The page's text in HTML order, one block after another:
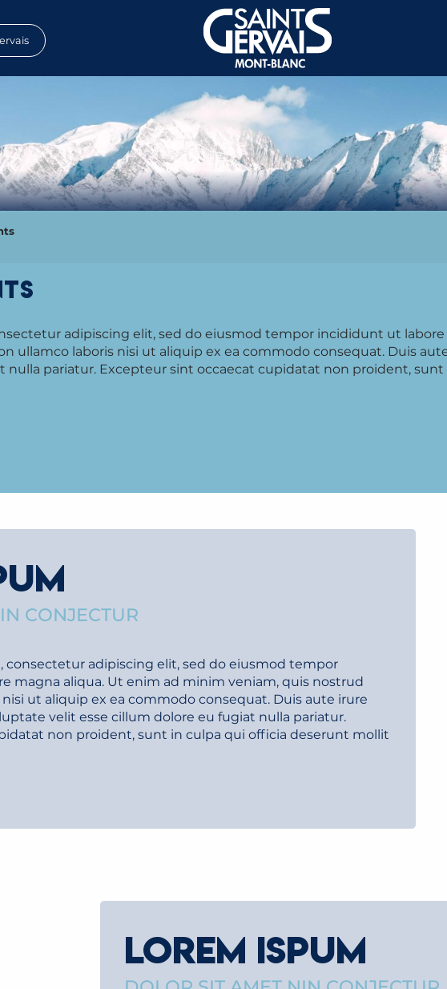
adipiscing elit, sed do eiusmod tempor incididunt ut
ullamco laboris nisi ut aliquip ex ea commodo consequat. Duis
nulla pariatur. Excepteur sint occaecat cupidatat non proident,
CONJECTUR
consectetur adipiscing elit, sed do eiusmod tempor
magna aliqua. Ut enim ad minim veniam, quis nostrud
ut aliquip ex ea commodo consequat. Duis aute irure
velit esse cillum dolore eu fugiat nulla pariatur.
non proident, sunt in culpa qui officia deserunt mollit
LOREM ISPUM